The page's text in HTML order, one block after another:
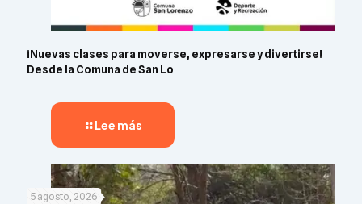
¡Nuevas clases para moverse, expresarse y divertirse!
Desde la Comuna de San Lo
Lee más
5 agosto, 2026